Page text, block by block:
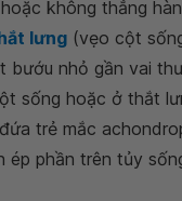
không thẳng
lưng (vẹo cột
bướu nhỏ gần vai
sống hoặc ở thắt
trẻ mắc
ép phần trên tủy